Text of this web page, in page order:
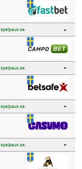
spelpaus.se.
spelpaus.se.
spelpaus.se.
spelpaus.se.